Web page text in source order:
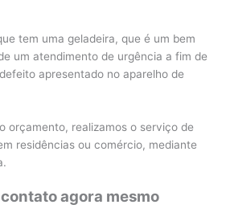
tem uma geladeira, que é um bem
um atendimento de urgência a fim de
apresentado no aparelho de
orçamento, realizamos o serviço de
residências ou comércio, mediante
agora mesmo